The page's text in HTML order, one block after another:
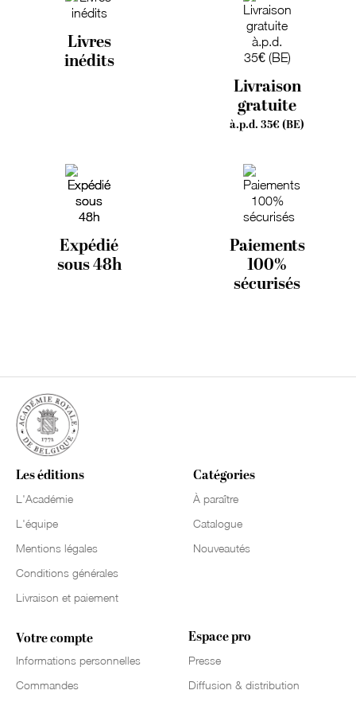
Livres
inédits
Livraison
gratuite
à.p.d. 35€ (BE)
Expédié
sous 48h
Paiements
100%
sécurisés
Les éditions
L'Académie
L'équipe
Mentions légales
Conditions générales
Livraison et paiement
Catégories
À paraître
Catalogue
Nouveautés
Votre compte
Informations personnelles
Commandes
Espace pro
Presse
Diffusion & distribution